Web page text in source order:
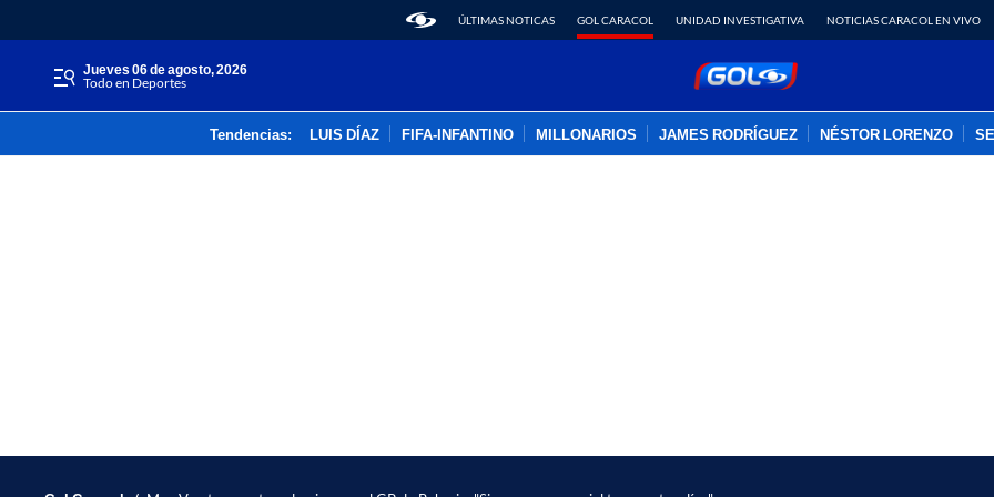
ÚLTIMAS NOTICAS GOL CARACOL UNIDAD INVESTIGATIVA NOTICIAS CARACOL EN VIVO
jueves 06 de agosto, 2026
Todo en Deportes
Tendencias: LUIS DÍAZ FIFA-INFANTINO MILLONARIOS JAMES RODRÍGUEZ NÉSTOR LORENZO